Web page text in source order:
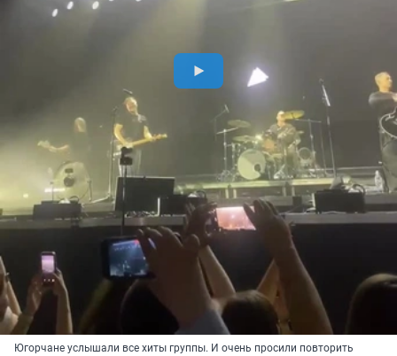
Югорчане услышали все хиты группы. И очень просили повторить